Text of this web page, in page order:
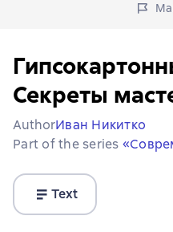
Секреты
AuthorИван Никитко
Part of the series
Text